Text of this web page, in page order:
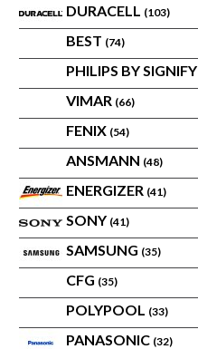
DURACELL (103)
BEST (74)
PHILIPS BY SIGNIFY
VIMAR (66)
FENIX (54)
ANSMANN (48)
ENERGIZER (41)
SONY (41)
SAMSUNG (35)
CFG (35)
POLYPOOL (33)
PANASONIC (32)